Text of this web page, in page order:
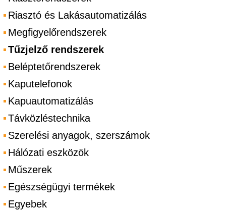
Riasztó és Lakásautomatizálás
Megfigyelőrendszerek
Tűzjelző rendszerek
Beléptetőrendszerek
Kaputelefonok
Kapuautomatizálás
Távközléstechnika
Szerelési anyagok, szerszámok
Hálózati eszközök
Műszerek
Egészségügyi termékek
Egyebek